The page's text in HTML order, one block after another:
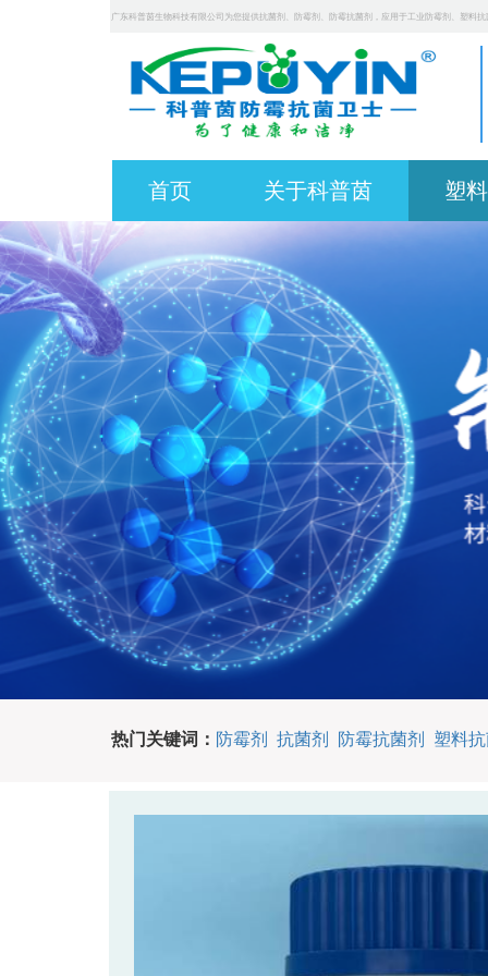
广东科普茵生物科技有限公司为您提供抗菌剂、防霉剂、防霉抗菌剂，应用于工业防霉剂、塑料
首页 关于科普茵 塑
热门关键词： 防霉剂 抗菌剂 防霉抗菌剂 塑料